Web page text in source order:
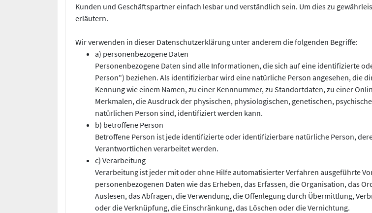
Kunden und Geschäftspartner einfach lesbar und verständlich sein. Um dies zu
erläutern.
Wir verwenden in dieser Datenschutzerklärung unter anderem die folgenden Begriffe:
a) personenbezogene Daten
Personenbezogene Daten sind alle Informationen, die sich auf eine identifizierte
Person") beziehen. Als identifizierbar wird eine natürliche Person angesehen, die
Kennung wie einem Namen, zu einer Kennnummer, zu Standortdaten, zu einer
Merkmalen, die Ausdruck der physischen, physiologischen, genetischen,
natürlichen Person sind, identifiziert werden kann.
b) betroffene Person
Betroffene Person ist jede identifizierte oder identifizierbare natürliche Person,
Verantwortlichen verarbeitet werden.
c) Verarbeitung
Verarbeitung ist jeder mit oder ohne Hilfe automatisierter Verfahren ausgeführte
personenbezogenen Daten wie das Erheben, das Erfassen, die Organisation, das
Auslesen, das Abfragen, die Verwendung, die Offenlegung durch Übermittlung,
oder die Verknüpfung, die Einschränkung, das Löschen oder die Vernichtung.